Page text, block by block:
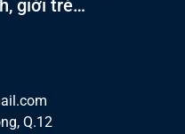
giới trẻ…
Q.12